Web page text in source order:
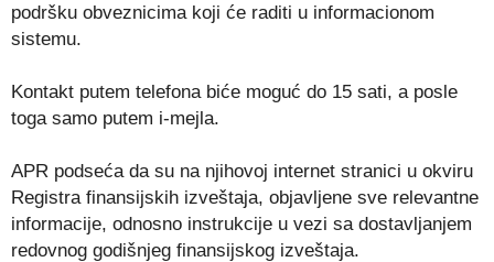
podršku obveznicima koji će raditi u informacionom
sistemu.
Kontakt putem telefona biće moguć do 15 sati, a posle
toga samo putem i-mejla.
APR podseća da su na njihovoj internet stranici u okviru
Registra finansijskih izveštaja, objavljene sve relevantne
informacije, odnosno instrukcije u vezi sa dostavljanjem
redovnog godišnjeg finansijskog izveštaja.